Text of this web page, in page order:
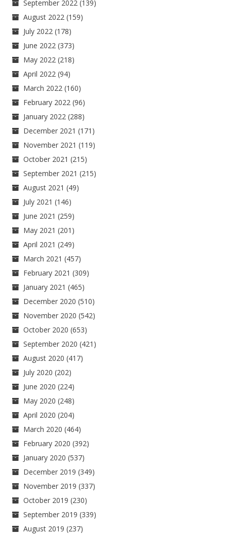
September 2022 (139)
August 2022 (159)
July 2022 (178)
June 2022 (373)
May 2022 (218)
April 2022 (94)
March 2022 (160)
February 2022 (96)
January 2022 (288)
December 2021 (171)
November 2021 (119)
October 2021 (215)
September 2021 (215)
August 2021 (49)
July 2021 (146)
June 2021 (259)
May 2021 (201)
April 2021 (249)
March 2021 (457)
February 2021 (309)
January 2021 (465)
December 2020 (510)
November 2020 (542)
October 2020 (653)
September 2020 (421)
August 2020 (417)
July 2020 (202)
June 2020 (224)
May 2020 (248)
April 2020 (204)
March 2020 (464)
February 2020 (392)
January 2020 (537)
December 2019 (349)
November 2019 (337)
October 2019 (230)
September 2019 (339)
August 2019 (237)